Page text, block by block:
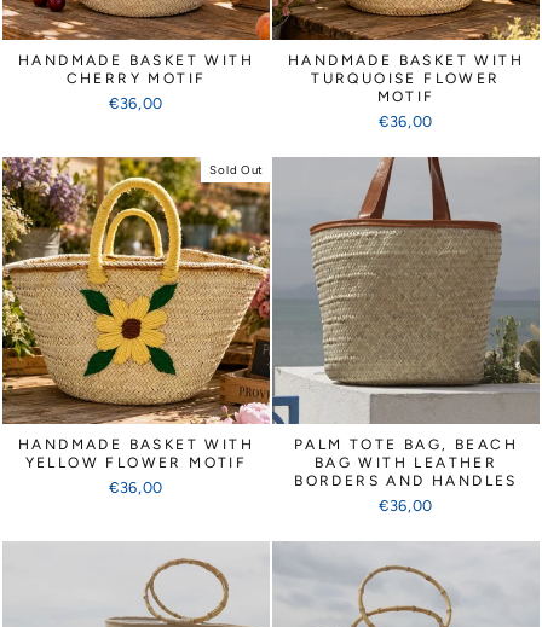
HANDMADE BASKET WITH
CHERRY MOTIF
€36,00
HANDMADE BASKET WITH
TURQUOISE FLOWER
MOTIF
€36,00
Sold Out
HANDMADE BASKET WITH
YELLOW FLOWER MOTIF
€36,00
PALM TOTE BAG, BEACH
BAG WITH LEATHER
BORDERS AND HANDLES
€36,00